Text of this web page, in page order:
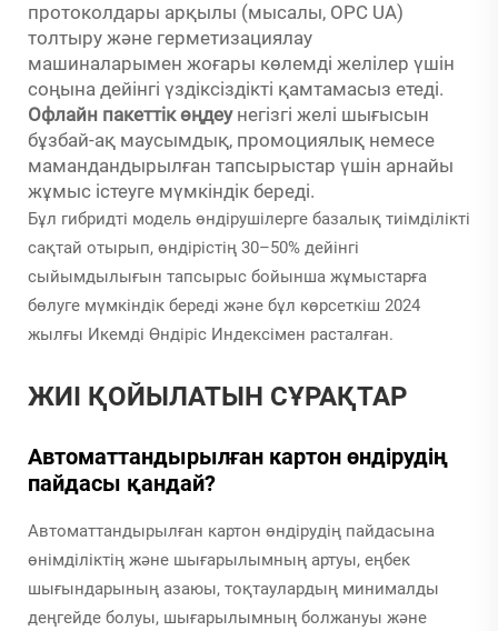
протоколдары арқылы (мысалы, OPC UA)
толтыру және герметизациялау
машиналарымен жоғары көлемді желілер үшін
соңына дейінгі үздіксіздікті қамтамасыз етеді.
Офлайн пакеттік өңдеу негізгі желі шығысын
бұзбай-ақ маусымдық, промоциялық немесе
мамандандырылған тапсырыстар үшін арнайы
жұмыс істеуге мүмкіндік береді.
Бұл гибридті модель өндірушілерге базалық тиімділікті
сақтай отырып, өндірістің 30–50% дейінгі
сыйымдылығын тапсырыс бойынша жұмыстарға
бөлуге мүмкіндік береді және бұл көрсеткіш 2024
жылғы Икемді Өндіріс Индексімен расталған.
ЖИІ ҚОЙЫЛАТЫН СҰРАҚТАР
Автоматтандырылған картон өндірудің
пайдасы қандай?
Автоматтандырылған картон өндірудің пайдасына
өнімділіктің және шығарылымның артуы, еңбек
шығындарының азаюы, тоқтаулардың минималды
деңгейде болуы, шығарылымның болжануы және